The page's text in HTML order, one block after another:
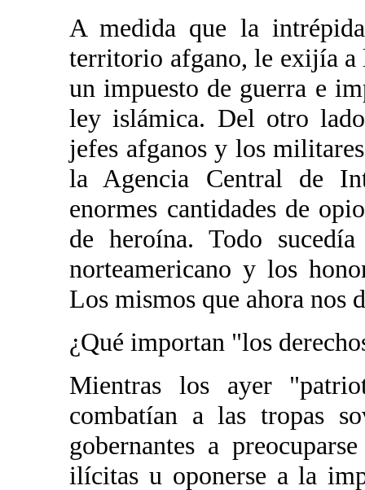
A medida que la
territorio afgano, le exijía a
un impuesto de guerra e
ley islámica. Del otro
jefes afganos y los
la Agencia Central de
enormes cantidades de
de heroína. Todo
norteamericano y los
Los mismos que ahora nos
¿Qué importan "los
Mientras los ayer
combatían a las tropas
gobernantes a
ilícitas u oponerse a la